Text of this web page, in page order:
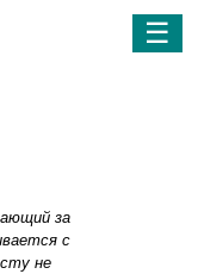
☰
за
с
не